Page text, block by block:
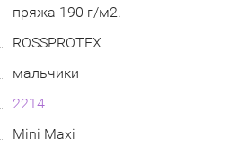
пряжа 190 г/м2.
ROSSPROTEX
мальчики
2214
Mini Maxi